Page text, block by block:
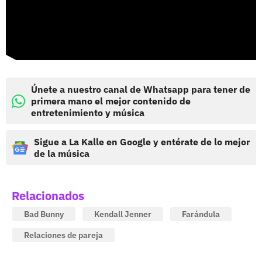
Únete a nuestro canal de Whatsapp para tener de
primera mano el mejor contenido de
entretenimiento y música
Sigue a La Kalle en Google y entérate de lo mejor
de la música
Relacionados
Bad Bunny Kendall Jenner
Farándula
Relaciones de pareja